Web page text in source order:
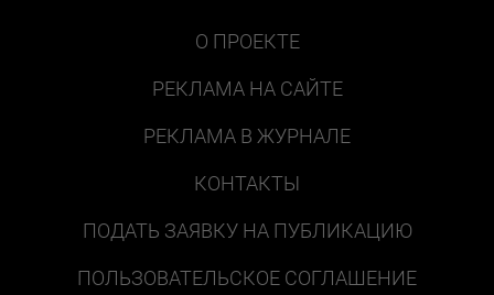
О ПРОЕКТЕ
РЕКЛАМА НА САЙТЕ
РЕКЛАМА В ЖУРНАЛЕ
КОНТАКТЫ
ПОДАТЬ ЗАЯВКУ НА ПУБЛИКАЦИЮ
ПОЛЬЗОВАТЕЛЬСКОЕ СОГЛАШЕНИЕ